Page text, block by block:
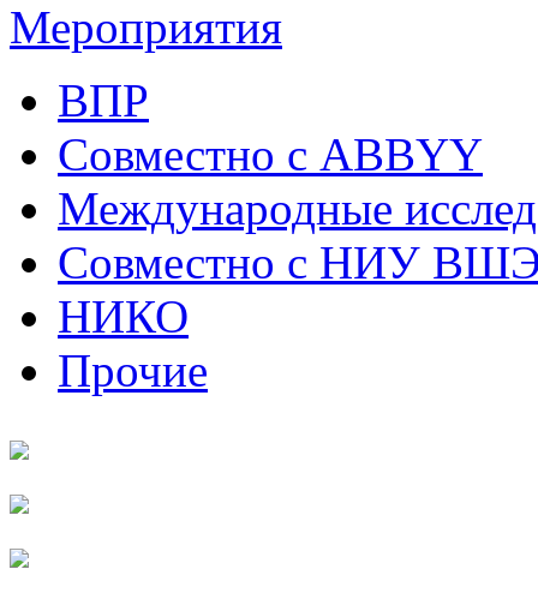
Мероприятия
ВПР
Совместно с ABBYY
Международные
Совместно с НИУ
НИКО
Прочие